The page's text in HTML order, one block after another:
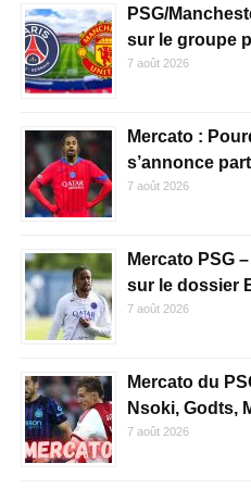
PSG/
sur le groupe
7 août 2026
Mercato :
s’annonce
7 août 2026
Mercato PSG
sur le dossier
7 août 2026
Mercato du
Nsoki, Godts,
7 août 2026